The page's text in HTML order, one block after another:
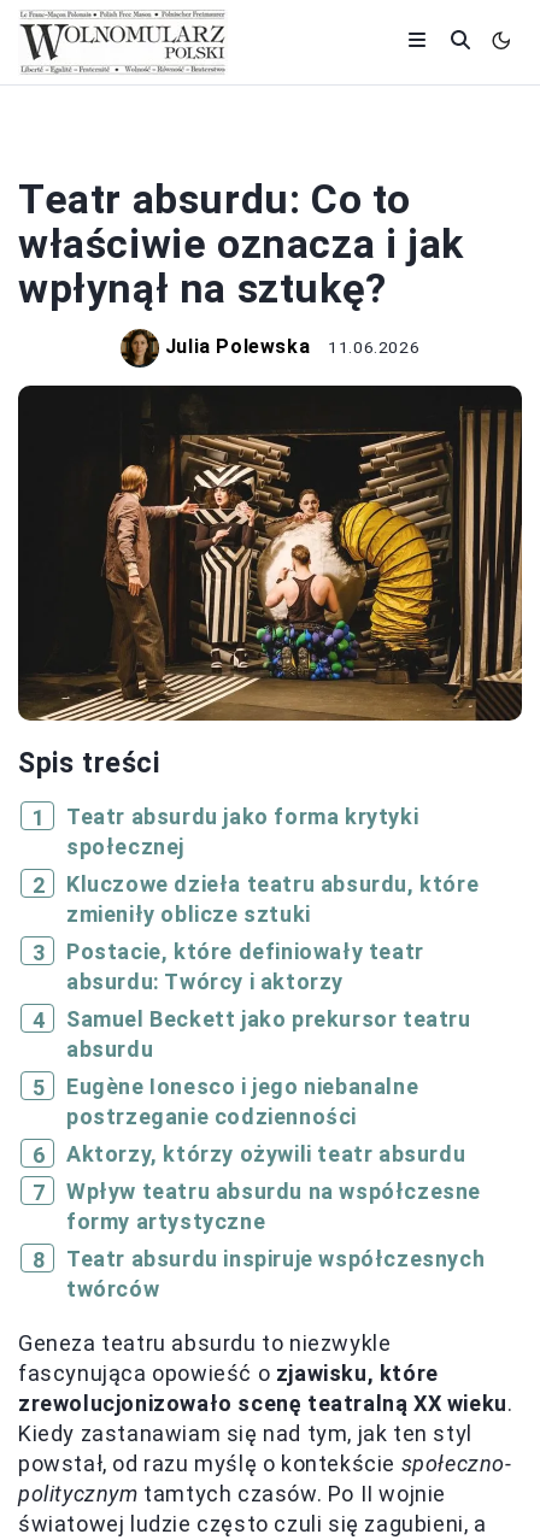
Teatr absurdu: Co to
właściwie oznacza i jak
wpłynął na sztukę?
Julia Polewska 11.06.2026
Spis treści
Teatr absurdu jako forma krytyki
społecznej
Kluczowe dzieła teatru absurdu, które
zmieniły oblicze sztuki
Postacie, które definiowały teatr
absurdu: Twórcy i aktorzy
Samuel Beckett jako prekursor teatru
absurdu
Eugène Ionesco i jego niebanalne
postrzeganie codzienności
Aktorzy, którzy ożywili teatr absurdu
Wpływ teatru absurdu na współczesne
formy artystyczne
Teatr absurdu inspiruje współczesnych
twórców
Geneza teatru absurdu to niezwykle
fascynująca opowieść o zjawisku, które
zrewolucjonizowało scenę teatralną XX wieku.
Kiedy zastanawiam się nad tym, jak ten styl
powstał, od razu myślę o kontekście społeczno-
politycznym tamtych czasów. Po II wojnie
światowej ludzie często czuli się zagubieni, a